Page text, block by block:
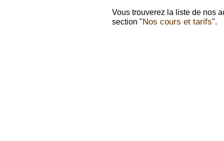
Vous trouverez la liste de nos
section "Nos cours et tarifs".